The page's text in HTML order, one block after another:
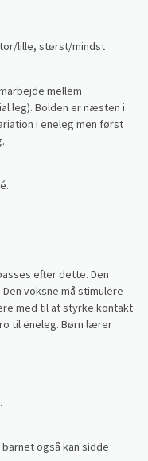
lille, størst/mindst
mellem
leg). Bolden er næsten i
i eneleg men først
efter dette. Den
voksne må stimulere
med til at styrke kontakt
til eneleg. Børn lærer
også kan sidde